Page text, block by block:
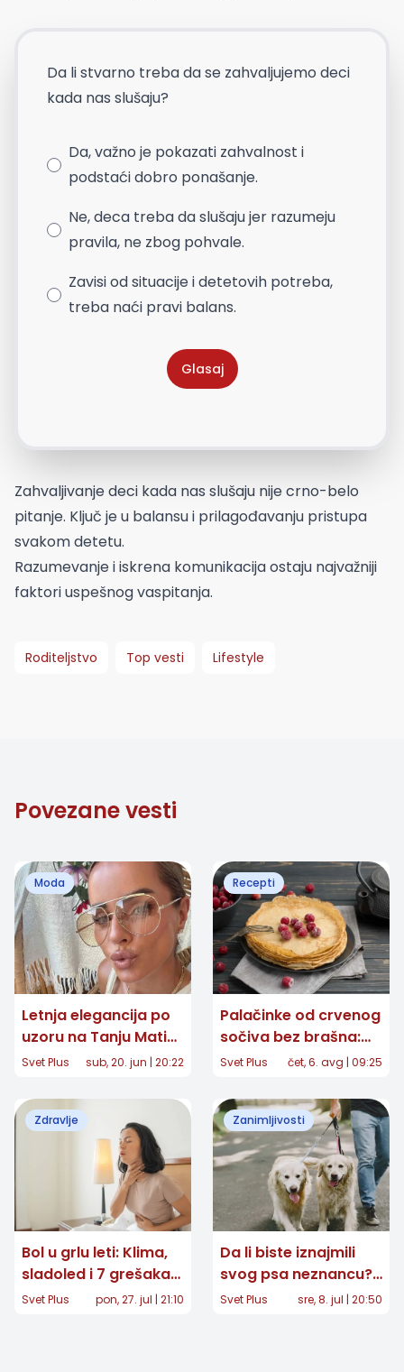
Da li stvarno treba da se zahvaljujemo deci
kada nas slušaju?
Da, važno je pokazati zahvalnost i
podstaći dobro ponašanje.
Ne, deca treba da slušaju jer razumeju
pravila, ne zbog pohvale.
Zavisi od situacije i detetovih potreba,
treba naći pravi balans.
Glasaj
Zahvaljivanje deci kada nas slušaju nije crno-belo
pitanje. Ključ je u balansu i prilagođavanju pristupa
svakom detetu.
Razumevanje i iskrena komunikacija ostaju najvažniji
faktori uspešnog vaspitanja.
Roditeljstvo Top vesti Lifestyle
Povezane vesti
Moda
Letnja elegancija po
uzoru na Tanju Matić:
Minimalizam koji
mode
Svet Plus sub, 20. jun | 20:22
Recepti
Palačinke od crvenog
sočiva bez brašna:
Jednostavan recept
Svet Plus čet, 6. avg | 09:25
Zdravlje
Bol u grlu leti: Klima,
sladoled i 7 grešaka
koje često
Svet Plus pon, 27. jul | 21:10
Zanimljivosti
Da li biste iznajmili
svog psa neznancu?
Kontroverzna
Svet Plus sre, 8. jul | 20:50